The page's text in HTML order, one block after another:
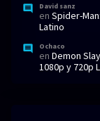
David sanz
en Spider-
Latino
Ochaco
en Demon
1080p y 720p